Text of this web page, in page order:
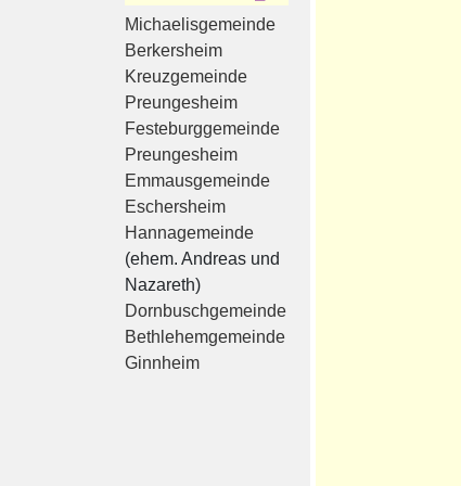
Michaelisgemeinde
Berkersheim
Kreuzgemeinde
Preungesheim
Festeburggemeinde
Preungesheim
Emmausgemeinde
Eschersheim
Hannagemeinde
(ehem. Andreas und
Nazareth)
Dornbuschgemeinde
Bethlehemgemeinde
Ginnheim